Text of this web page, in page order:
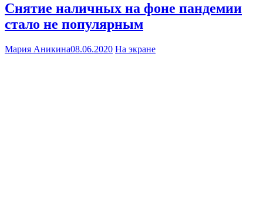
Снятие наличных на фоне пандемии
стало не популярным
Мария Аникина08.06.2020 На экране